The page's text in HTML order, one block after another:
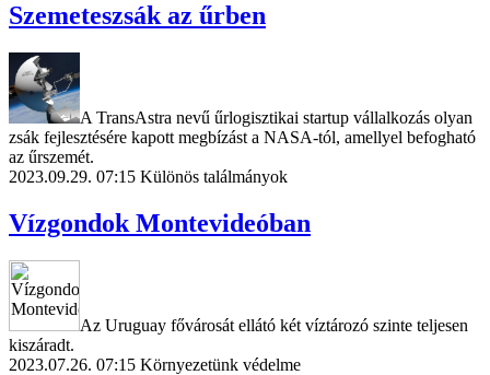
Szemeteszsák az űrben
A TransAstra nevű űrlogisztikai startup vállalkozás olyan
zsák fejlesztésére kapott megbízást a NASA-tól, amellyel befogható
az űrszemét.
2023.09.29. 07:15 Különös találmányok
Vízgondok Montevideóban
Az Uruguay fővárosát ellátó két víztározó szinte teljesen
kiszáradt.
2023.07.26. 07:15 Környezetünk védelme